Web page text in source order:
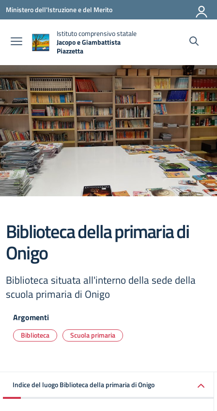
Vai ai contenuti
Vai al menu di navigazione
Vai al footer
Ministero dell'Istruzione e del Merito
Istituto comprensivo statale
Jacopo e Giambattista
Piazzetta
Biblioteca della primaria di
Onigo
Biblioteca situata all'interno della sede della
scuola primaria di Onigo
Argomenti
Biblioteca Scuola primaria
Indice del luogo Biblioteca della primaria di Onigo